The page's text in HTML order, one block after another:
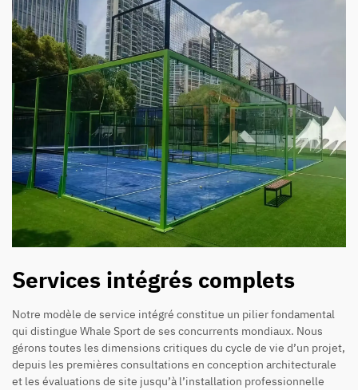
Services intégrés complets
Notre modèle de service intégré constitue un pilier fondamental
qui distingue Whale Sport de ses concurrents mondiaux. Nous
gérons toutes les dimensions critiques du cycle de vie d’un projet,
depuis les premières consultations en conception architecturale
et les évaluations de site jusqu’à l’installation professionnelle